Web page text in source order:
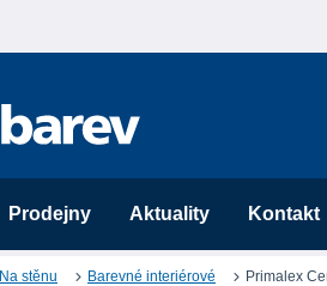
Prodejny Aktuality Kontakt
Na stěnu Barevné interiérové Primalex